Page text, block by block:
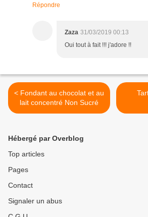
Répondre
Zaza 31/03/2019 00:13
Oui tout à fait !!! j'adore !!
< Fondant au chocolat et au
lait concentré Non Sucré
Hébergé par Overblog
Top articles
Pages
Contact
Signaler un abus